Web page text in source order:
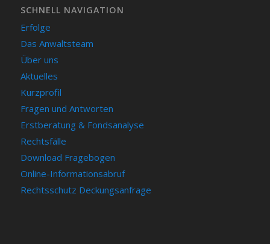
SCHNELL NAVIGATION
Erfolge
Das Anwaltsteam
Über uns
Aktuelles
Kurzprofil
Fragen und Antworten
Erstberatung & Fondsanalyse
Rechtsfälle
Download Fragebogen
Online-Informationsabruf
Rechtsschutz Deckungsanfrage